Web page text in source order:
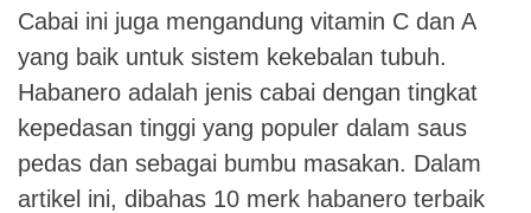
Cabai ini juga mengandung vitamin C dan A
yang baik untuk sistem kekebalan tubuh.
Habanero adalah jenis cabai dengan tingkat
kepedasan tinggi yang populer dalam saus
pedas dan sebagai bumbu masakan. Dalam
artikel ini, dibahas 10 merk habanero terbaik